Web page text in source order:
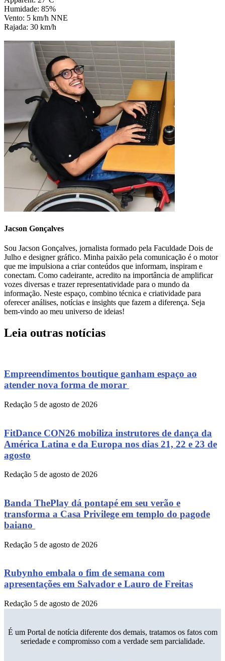
Humidade: 85%
Vento: 5 km/h NNE
Rajada: 30 km/h
Jacson Gonçalves
Sou Jacson Gonçalves, jornalista formado pela Faculdade Dois de
Julho e designer gráfico. Minha paixão pela comunicação é o motor
que me impulsiona a criar conteúdos que informam, inspiram e
conectam. Como cadeirante, acredito na importância de amplificar
vozes diversas e trazer representatividade para o mundo da
informação. Neste espaço, combino técnica e criatividade para
oferecer análises, notícias e insights que fazem a diferença. Seja
bem-vindo ao meu universo de ideias!
Leia outras notícias
Empreendimentos boutique ganham espaço ao
atender nova forma de morar
Redação 5 de agosto de 2026
FitDance CON26 mobiliza instrutores de dança da
América Latina e da Europa nos dias 21, 22 e 23 de
agosto
Redação 5 de agosto de 2026
Banda ThePlay dá pontapé em seu verão e
transforma a Casa Privilege em templo do pagode
baiano
Redação 5 de agosto de 2026
Rubynho embala o fim de semana com
apresentações em Salvador e Lauro de Freitas
Redação 5 de agosto de 2026
É um Portal de notícia diferente dos demais, tratamos os fatos com
seriedade e compromisso com a verdade sem parcialidade.